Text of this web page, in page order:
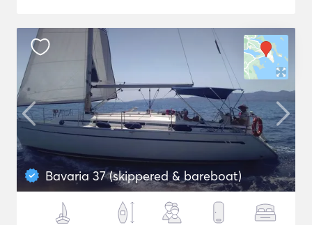
Bavaria 37 (skippered & bareboat)